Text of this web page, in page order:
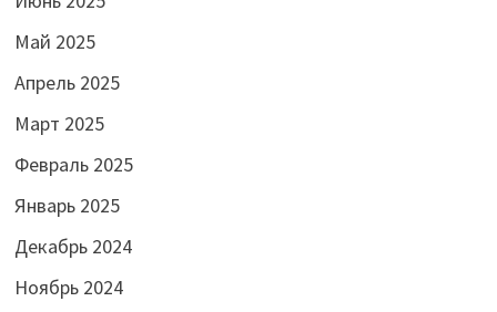
Май 2025
Апрель 2025
Март 2025
Февраль 2025
Январь 2025
Декабрь 2024
Ноябрь 2024